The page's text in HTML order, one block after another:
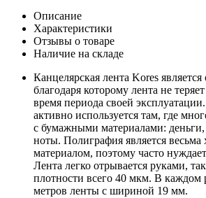
Описание
Характеристики
Отзывы о товаре
Наличие на складе
Канцелярская лента Kores является
благодаря которому лента не
время периода своей
активно используется там, где
с бумажными материалами:
ноты. Полиграфия является
материалом, поэтому часто
Лента легко отрывается руками,
плотности всего 40 мкм. В каждом
метров ленты с шириной 19 мм.